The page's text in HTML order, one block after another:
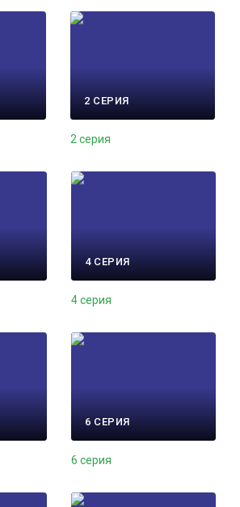
2 СЕРИЯ
2 серия
4 СЕРИЯ
4 серия
6 СЕРИЯ
6 серия